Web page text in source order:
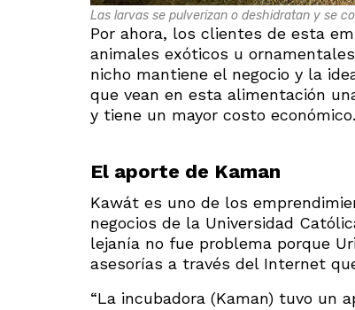
Las larvas se pulverizan o deshidratan y se
Por ahora, los clientes de esta
animales exóticos u
nicho mantiene el negocio y la
que vean en esta alimentación
y tiene un mayor costo económico.
El aporte de Kaman
Kawát es uno de los
negocios de la Universidad
lejanía no fue problema porque
asesorías a través del Internet
“La incubadora (Kaman) tuvo un